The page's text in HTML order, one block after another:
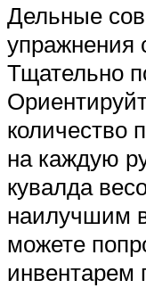
Дельные
упражнения
Тщательно
количество
на каждую
кувалда
наилучшим
можете
инвентарем